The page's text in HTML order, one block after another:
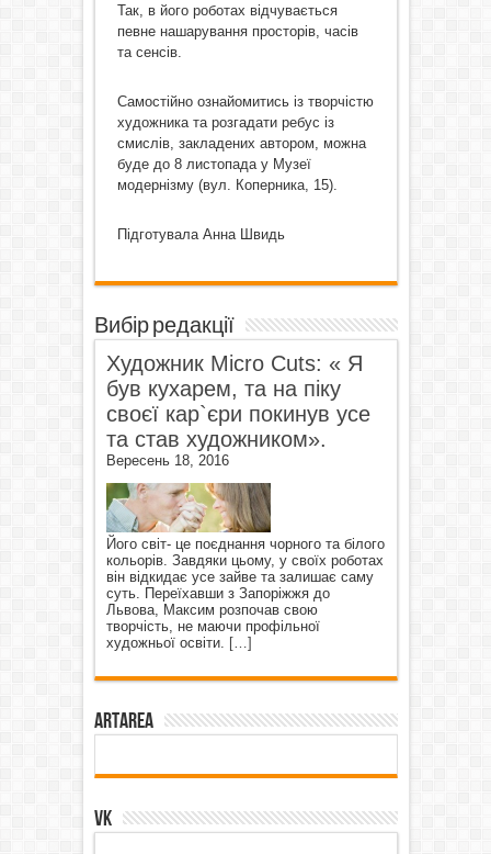
Так, в його роботах відчувається
певне нашарування просторів, часів
та сенсів.
Самостійно ознайомитись із творчістю
художника та розгадати ребус із
смислів, закладених автором, можна
буде до 8 листопада у Музеї
модернізму (вул. Коперника, 15).
Підготувала Анна Швидь
Вибір редакції
Художник Micro Cuts: « Я
був кухарем, та на піку
своєї кар`єри покинув усе
та став художником».
Вересень 18, 2016
Його світ- це поєднання чорного та білого
кольорів. Завдяки цьому, у своїх роботах
він відкидає усе зайве та залишає саму
суть. Переїхавши з Запоріжжя до
Львова, Максим розпочав свою
творчість, не маючи профільної
художньої освіти. […]
ArtArea
VK